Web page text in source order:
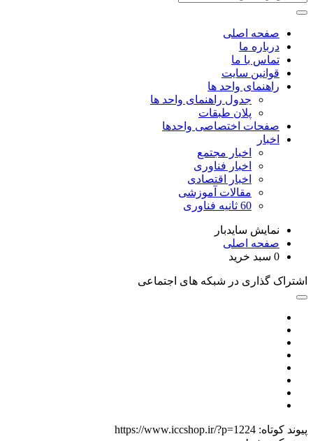
صفحه اصلی
درباره ما
تماس با ما
قوانین سایت
راهنمای واحد ها
جدول راهنمای واحد ها
پلان طبقات
صفحات اختصاصی واحدها
اخبار
اخبار مجتمع
اخبار فناوری
اخبار اقتصادی
مقالات آموزشی
60 ثانیه فناوری
نمایش سایدبار
صفحه اصلی
0 سبد خرید
اشتراک گذاری در شبکه های اجتماعی
پیوند کوتاه: https://www.iccshop.ir/?p=1224